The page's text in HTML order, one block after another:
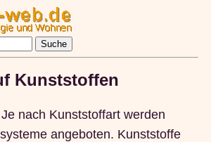
Kunststoffen
Je nach Kunststoffart werden
angeboten. Kunststoffe